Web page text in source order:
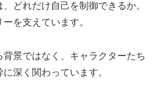
どれだけ自己を制御できるか。
を支えています。
景ではなく、キャラクターたち
深く関わっています。